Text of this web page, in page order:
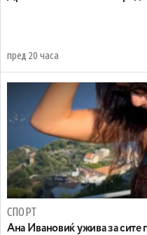
пред 20 часа
СПОРТ
Ана Ивановиќ ужива за сите